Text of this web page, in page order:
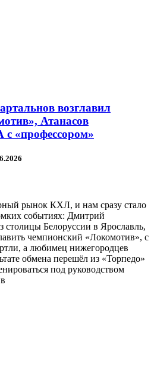
возглавил
Атанасов
с «профессором»
рынок КХЛ, и нам сразу стало
событиях: Дмитрий
столицы Белоруссии в Ярославль,
чемпионский «Локомотив», с
а любимец нижегородцев
обмена перешёл из «Торпедо»
под руководством